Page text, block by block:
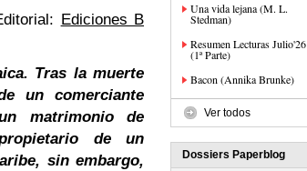
Ediciones B
Tras la muerte
un comerciante
matrimonio de
de un
sin embargo,
Una vida lejana (M. L.
Stedman)
Resumen Lecturas Julio'26
(1ª Parte)
Bacon (Annika Brunke)
Ver todos
Dossiers Paperblog